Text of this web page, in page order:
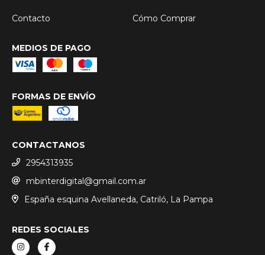
Contacto Cómo Comprar
MEDIOS DE PAGO
FORMAS DE ENVÍO
CONTACTANOS
2954313935
mbinterdigital@gmail.com.ar
España esquina Avellaneda, Catriló, La Pampa
REDES SOCIALES